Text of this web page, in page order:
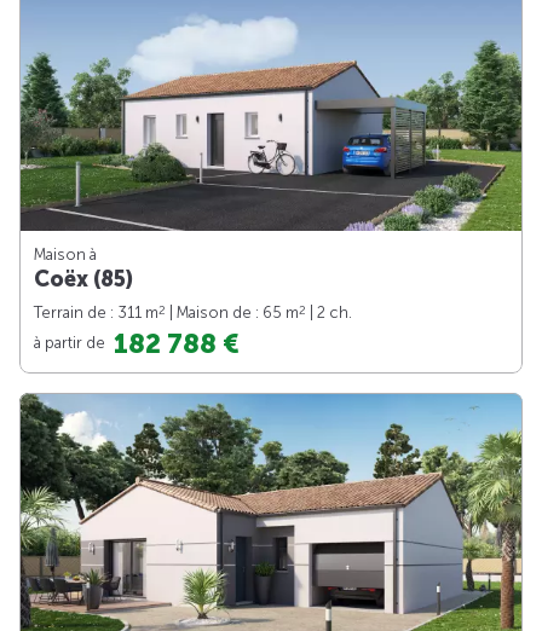
Maison à
Coëx (85)
Terrain de : 311 m2 | Maison de : 65 m2
| 2 ch.
à partir de 182 788 €